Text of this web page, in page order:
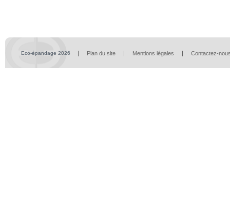
Eco-épandage 2026 Plan du site Mentions légales Contactez-